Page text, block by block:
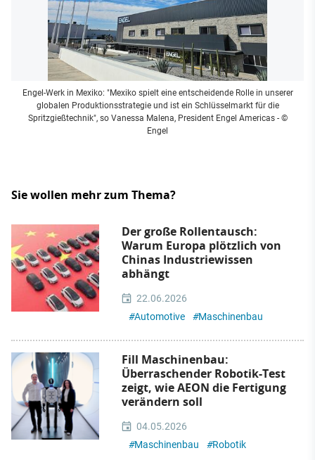
Engel-Werk in Mexiko: "Mexiko spielt eine entscheidende Rolle in unserer
globalen Produktionsstrategie und ist ein Schlüsselmarkt für die
Spritzgießtechnik", so Vanessa Malena, President Engel Americas- ©
Engel
Sie wollen mehr zum Thema?
Der große Rollentausch:
Warum Europa plötzlich von
Chinas Industriewissen
abhängt
22.06.2026
#Automotive #Maschinenbau
Fill Maschinenbau:
Überraschender Robotik-Test
zeigt, wie AEON die Fertigung
verändern soll
04.05.2026
#Maschinenbau #Robotik